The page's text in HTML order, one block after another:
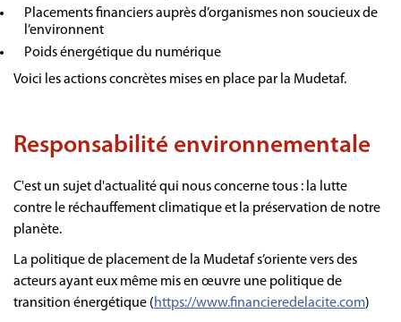
Placements financiers auprès d’organismes non soucieux de
l’environnent
Poids énergétique du numérique
Voici les actions concrètes mises en place par la Mudetaf.
Responsabilité environnementale
C'est un sujet d'actualité qui nous concerne tous : la lutte
contre le réchauffement climatique et la préservation de notre
planète.
La politique de placement de la Mudetaf s’oriente vers des
acteurs ayant eux même mis en œuvre une politique de
transition énergétique (https://www.financieredelacite.com)